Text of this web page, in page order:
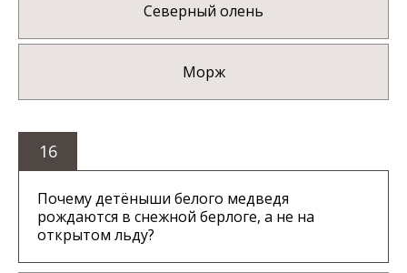
Северный олень
Морж
16
Почему детёныши белого медведя
рождаются в снежной берлоге, а не на
открытом льду?